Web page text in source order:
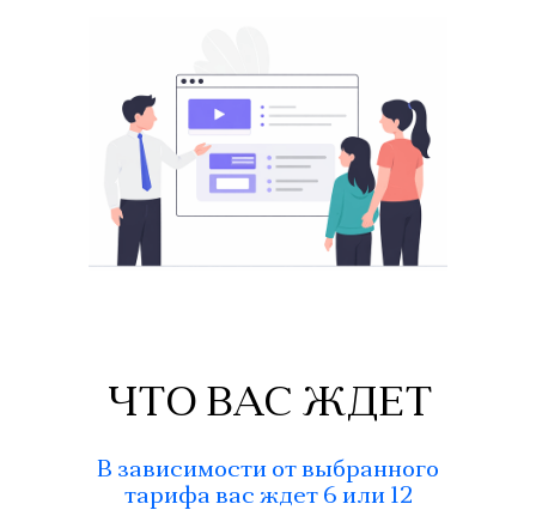
ЧТО ВАС ЖДЕТ
В зависимости от выбранного
тарифа вас ждет 6 или 12